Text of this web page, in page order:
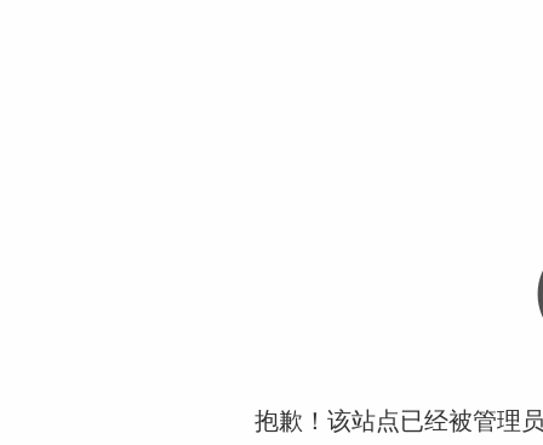
抱歉！该站点已经被管理